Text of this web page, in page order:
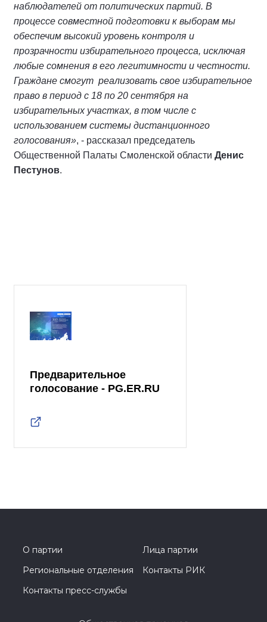
наблюдателей от политических партий. В
процессе совместной подготовки к выборам мы
обеспечим высокий уровень контроля и
прозрачности избирательного процесса, исключая
любые сомнения в его легитимности и честности.
Граждане смогут реализовать свое избирательное
право в период с 18 по 20 сентября на
избирательных участках, в том числе с
использованием системы дистанционного
голосования», - рассказал председатель
Общественной Палаты Смоленской области Денис
Пестунов.
Предварительное
голосование - PG.ER.RU
О партии
Лица партии
Региональные отделения
Контакты РИК
Контакты пресс-службы